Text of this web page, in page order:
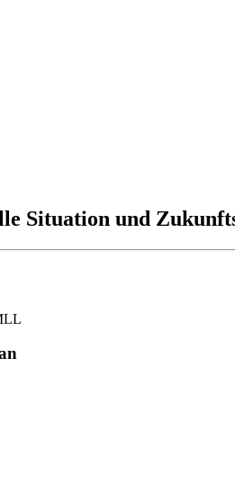
Situation und